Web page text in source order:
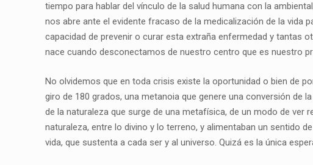
tiempo para hablar del vínculo de la salud humana con la
nos abre ante el evidente fracaso de la medicalización de la vida
capacidad de prevenir o curar esta extraña enfermedad y tantas
nace cuando desconectamos de nuestro centro que es nuestro
No olvidemos que en toda crisis existe la oportunidad o bien de
giro de 180 grados, una metanoia que genere una conversión de
de la naturaleza que surge de una metafísica, de un modo de
naturaleza, entre lo divino y lo terreno, y alimentaban un sentido
vida, que sustenta a cada ser y al universo. Quizá es la única